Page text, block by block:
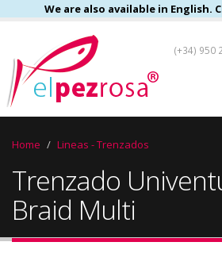
We are also available in English.
(+34) 950
Home Lineas - Trenzados
Trenzado
Braid Multi